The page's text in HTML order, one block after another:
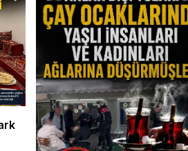
Genel
KARTAL BELEDİYESİ’Nİ
SARSAN SKANDAL!
ÇALIŞANLARIN
HESABINI BOŞALTTI